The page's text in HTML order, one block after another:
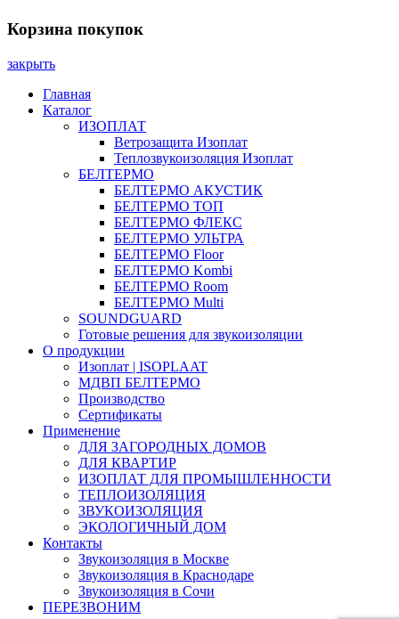
Корзина покупок
закрыть
Главная
Каталог
ИЗОПЛАТ
Ветрозащита Изоплат
Теплозвукоизоляция Изоплат
БЕЛТЕРМО
БЕЛТЕРМО АКУСТИК
БЕЛТЕРМО ТОП
БЕЛТЕРМО ФЛЕКС
БЕЛТЕРМО УЛЬТРА
БЕЛТЕРМО Floor
БЕЛТЕРМО Kombi
БЕЛТЕРМО Room
БЕЛТЕРМО Multi
SOUNDGUARD
Готовые решения для звукоизоляции
О продукции
Изоплат | ISOPLAAT
МДВП БЕЛТЕРМО
Производство
Сертификаты
Применение
ДЛЯ ЗАГОРОДНЫХ ДОМОВ
ДЛЯ КВАРТИР
ИЗОПЛАТ ДЛЯ ПРОМЫШЛЕННОСТИ
ТЕПЛОИЗОЛЯЦИЯ
ЗВУКОИЗОЛЯЦИЯ
ЭКОЛОГИЧНЫЙ ДОМ
Контакты
Звукоизоляция в Москве
Звукоизоляция в Краснодаре
Звукоизоляция в Сочи
ПЕРЕЗВОНИМ